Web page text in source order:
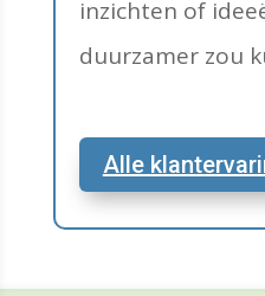
inzichten of
duurzamer zou
Alle